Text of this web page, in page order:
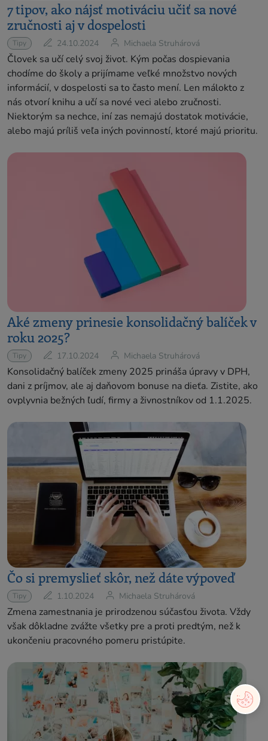
7 tipov, ako nájsť motiváciu učiť sa nové
zručnosti aj v dospelosti
Tipy 24.10.2024 Michaela Struhárová
Človek sa učí celý svoj život. Kým počas dospievania
chodíme do školy a prijímame veľké množstvo nových
informácií, v dospelosti sa to často mení. Len málokto z
nás otvorí knihu a učí sa nové veci alebo zručnosti.
Niektorým sa nechce, iní zas nemajú dostatok motivácie,
alebo majú príliš veľa iných povinností, ktoré majú prioritu.
Aké zmeny prinesie konsolidačný balíček v
roku 2025?
Tipy 17.10.2024 Michaela Struhárová
Konsolidačný balíček zmeny 2025 prináša úpravy v DPH,
dani z príjmov, ale aj daňovom bonuse na dieťa. Zistite, ako
ovplyvnia bežných ľudí, firmy a živnostníkov od 1.1.2025.
Čo si premyslieť skôr, než dáte výpoveď
Tipy 1.10.2024 Michaela Struhárová
Zmena zamestnania je prirodzenou súčasťou života. Vždy
však dôkladne zvážte všetky pre a proti predtým, než k
ukončeniu pracovného pomeru pristúpite.